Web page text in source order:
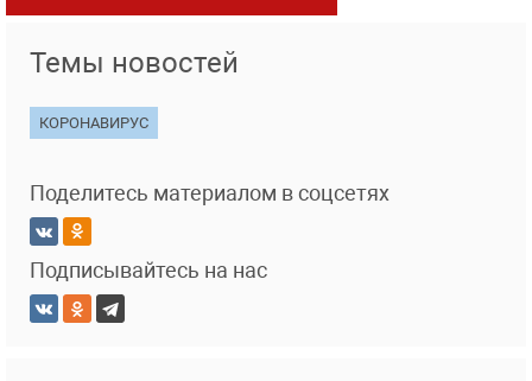
Темы новостей
КОРОНАВИРУС
Поделитесь материалом в соцсетях
Подписывайтесь на нас